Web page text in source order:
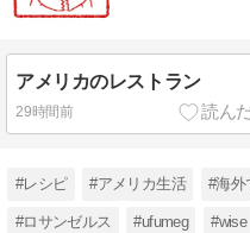
アメリカのレストラン
29時間前
#レシピ #アメリカ生活 #海外
#ロサンゼルス #ufumeg #wise